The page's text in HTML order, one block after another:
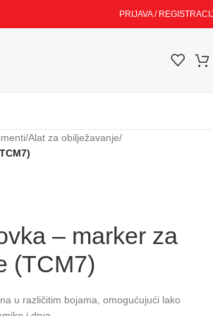
PRIJAVA /
/Alat za obilježavanje/
– marker za
(TCM7)
u različitim bojama, omogućujući lako